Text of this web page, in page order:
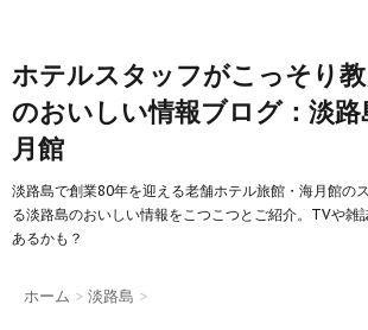
ホテルスタッフがこっそり
のおいしい情報ブログ：淡路
月館
淡路島で創業80年を迎える老舗ホテル旅館・海月館の
る淡路島のおいしい情報をこつこつとご紹介。TVや雑
あるかも？
ホーム > 淡路島 >